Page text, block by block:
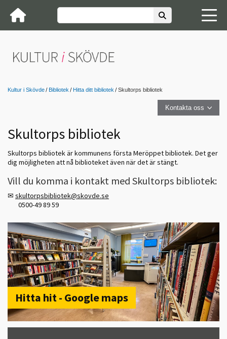
Kultur i Skövde Bibliotek Hitta ditt bibliotek Skultorps bibliotek
Kontakta oss
Skultorps bibliotek
Skultorps bibliotek är kommunens första Meröppet bibliotek. Det ger
dig möjligheten att nå biblioteket även när det är stängt.
Vill du komma i kontakt med Skultorps bibliotek:
✉ skultorpsbibliotek@skovde.se
0500-49 89 59
Hitta hit - Google maps